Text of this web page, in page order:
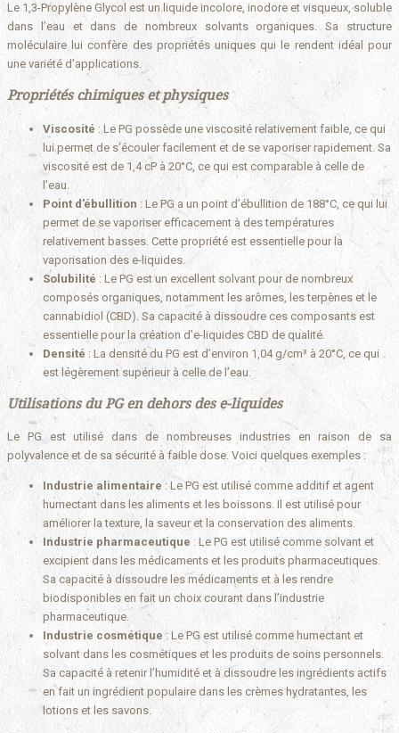
Le 1,3-Propylène Glycol est un liquide incolore, inodore et visqueux, soluble
dans l’eau et dans de nombreux solvants organiques. Sa structure
moléculaire lui confère des propriétés uniques qui le rendent idéal pour
une variété d’applications.
Propriétés chimiques et physiques
Viscosité : Le PG possède une viscosité relativement faible, ce qui
lui permet de s’écouler facilement et de se vaporiser rapidement. Sa
viscosité est de 1,4 cP à 20°C, ce qui est comparable à celle de
l’eau.
Point d’ébullition : Le PG a un point d’ébullition de 188°C, ce qui lui
permet de se vaporiser efficacement à des températures
relativement basses. Cette propriété est essentielle pour la
vaporisation des e-liquides.
Solubilité : Le PG est un excellent solvant pour de nombreux
composés organiques, notamment les arômes, les terpènes et le
cannabidiol (CBD). Sa capacité à dissoudre ces composants est
essentielle pour la création d’e-liquides CBD de qualité.
Densité : La densité du PG est d’environ 1,04 g/cm³ à 20°C, ce qui
est légèrement supérieur à celle de l’eau.
Utilisations du PG en dehors des e-liquides
Le PG est utilisé dans de nombreuses industries en raison de sa
polyvalence et de sa sécurité à faible dose. Voici quelques exemples :
Industrie alimentaire : Le PG est utilisé comme additif et agent
humectant dans les aliments et les boissons. Il est utilisé pour
améliorer la texture, la saveur et la conservation des aliments.
Industrie pharmaceutique : Le PG est utilisé comme solvant et
excipient dans les médicaments et les produits pharmaceutiques.
Sa capacité à dissoudre les médicaments et à les rendre
biodisponibles en fait un choix courant dans l’industrie
pharmaceutique.
Industrie cosmétique: Le PG est utilisé comme humectant et
solvant dans les cosmétiques et les produits de soins personnels.
Sa capacité à retenir l’humidité et à dissoudre les ingrédients actifs
en fait un ingrédient populaire dans les crèmes hydratantes, les
lotions et les savons.